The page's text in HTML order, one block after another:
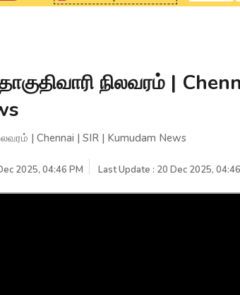
நிலவரம் |
| Chennai | SIR | Kumudam News
2025, 04:46 PM Last Update : 20 Dec 2025,